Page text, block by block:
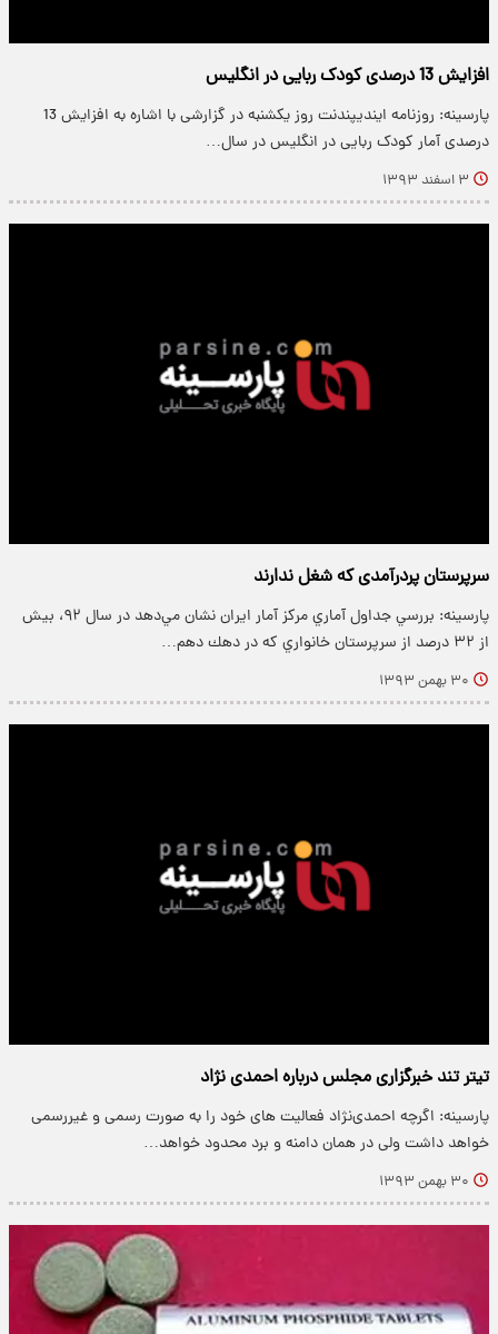
افزایش 13 درصدی کودک ربایی در انگلیس
پارسینه: روزنامه ایندیپندنت روز یکشنبه در گزارشی با اشاره به افزایش 13
درصدی آمار کودک ربایی در انگلیس در سال…
۳ اسفند ۱۳۹۳
سرپرستان پردرآمدی که شغل ندارند
پارسینه: بررسي جداول آماري مركز آمار ايران نشان مي‌دهد در سال ٩٢، بيش
از ٣٢ درصد از سرپرستان خانواري كه در دهك دهم…
۳۰ بهمن ۱۳۹۳
تیتر تند خبرگزاری مجلس درباره احمدی نژاد
پارسینه: اگرچه احمدی‌نژاد فعالیت های خود را به صورت رسمی و غیررسمی
خواهد داشت ولی در همان دامنه و برد محدود خواهد…
۳۰ بهمن ۱۳۹۳